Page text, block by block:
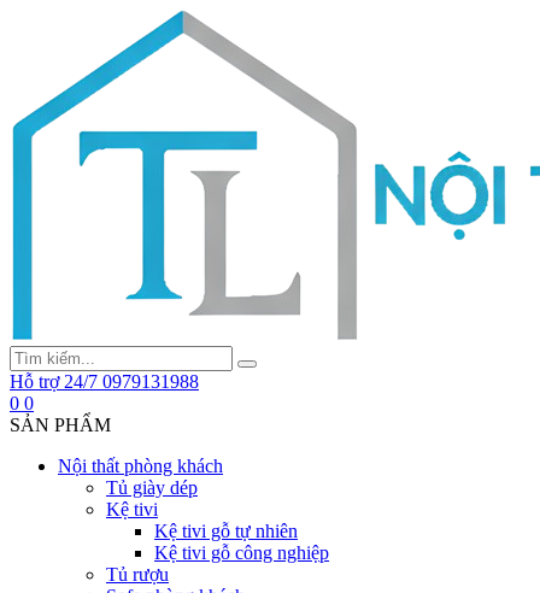
Hỗ trợ 24/7 0979131988
0 0
SẢN PHẨM
Nội thất phòng khách
Tủ giày dép
Kệ tivi
Kệ tivi gỗ tự nhiên
Kệ tivi gỗ công nghiệp
Tủ rượu